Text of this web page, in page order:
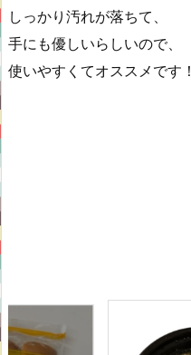
しっかり汚れが落ちて、
手にも優しいらしいので、
使いやすくてオススメです！